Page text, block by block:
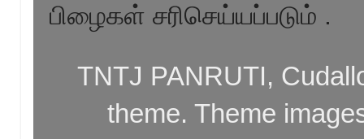
பிழைகள் சரிசெய்யப்படும் .
TNTJ PANRUTI,
theme. Theme